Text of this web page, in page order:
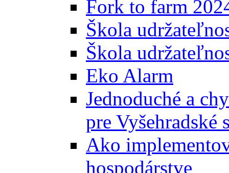
Fork to farm
Škola
Škola
Eko Alarm
Jednoduché a
pre Vyšehradské
Ako
hospodárstve